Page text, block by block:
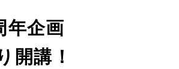
年企画
開講！